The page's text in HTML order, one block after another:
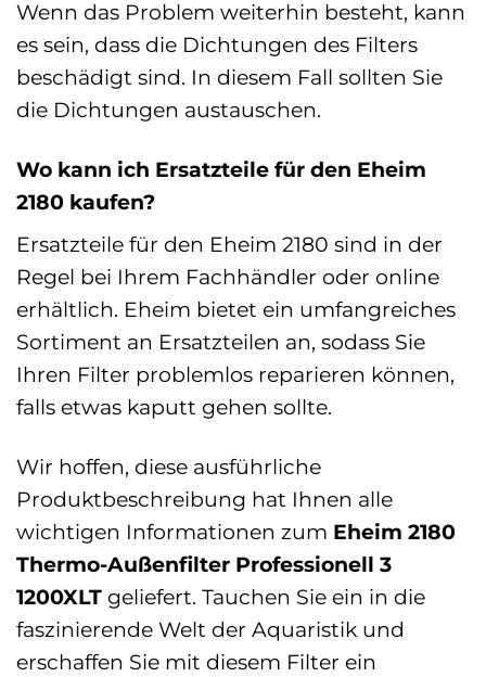
Wenn das Problem weiterhin besteht, kann
es sein, dass die Dichtungen des Filters
beschädigt sind. In diesem Fall sollten Sie
die Dichtungen austauschen.
Wo kann ich Ersatzteile für den Eheim
2180 kaufen?
Ersatzteile für den Eheim 2180 sind in der
Regel bei Ihrem Fachhändler oder online
erhältlich. Eheim bietet ein umfangreiches
Sortiment an Ersatzteilen an, sodass Sie
Ihren Filter problemlos reparieren können,
falls etwas kaputt gehen sollte.
Wir hoffen, diese ausführliche
Produktbeschreibung hat Ihnen alle
wichtigen Informationen zum Eheim 2180
Thermo-Außenfilter Professionell 3
1200XLT geliefert. Tauchen Sie ein in die
faszinierende Welt der Aquaristik und
erschaffen Sie mit diesem Filter ein